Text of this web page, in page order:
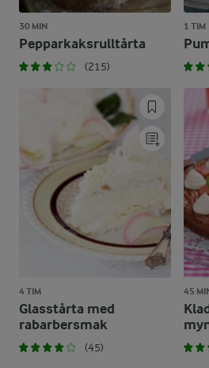
30 MIN
Pepparkaksrulltårta
(215)
1 TIM
4 TIM
Glasstårta med
rabarbersmak
(45)
45